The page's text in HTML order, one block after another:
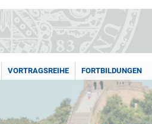
VORTRAGSREIHE FORTBILDUNGEN